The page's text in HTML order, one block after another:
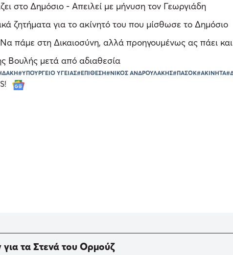
στο Δημόσιο - Απειλεί με μήνυση τον Γεωργιάδη
ζητήματα για το ακίνητό του που μίσθωσε το Δημόσιο
πάμε στη Δικαιοσύνη, αλλά προηγουμένως ας πάει
Βουλής μετά από αδιαθεσία
#ΥΠΟΥΡΓΕΙΟ ΥΓΕΙΑΣ#ΕΠΙΘΕΣΗ#ΝΙΚΟΣ ΑΝΔΡΟΥΛΑΚΗΣ#ΠΑΣΟΚ#ΑΚΙΝΗΤΑ
για τα Στενά του Ορμούζ